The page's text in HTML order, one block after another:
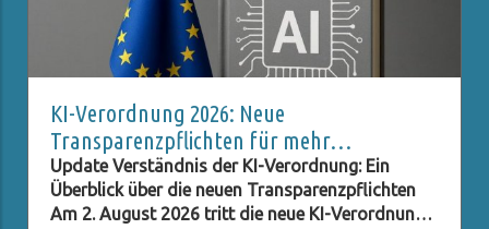
KI-Verordnung 2026: Neue
Transparenzpflichten für mehr
Datenschutz
Update Verständnis der KI-Verordnung: Ein
Überblick über die neuen Transparenzpflichten
Am 2. August 2026 tritt die neue KI-Verordnung